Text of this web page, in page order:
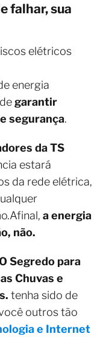
falhar, sua
elétricos
energia
garantir
segurança.
da TS
estará
da rede elétrica,
a energia
não.
Segredo para
Chuvas e
tenha sido de
outros tão
e Internet